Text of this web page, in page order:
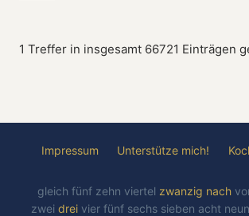
1 Treffer in insgesamt 66721 Einträgen
Impressum Unterstütze mich!
gleich fünf zehn viertel zwanzig nach
zwei drei vier fünf sechs sieben acht neun